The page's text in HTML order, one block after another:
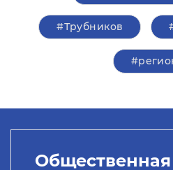
#Трубников